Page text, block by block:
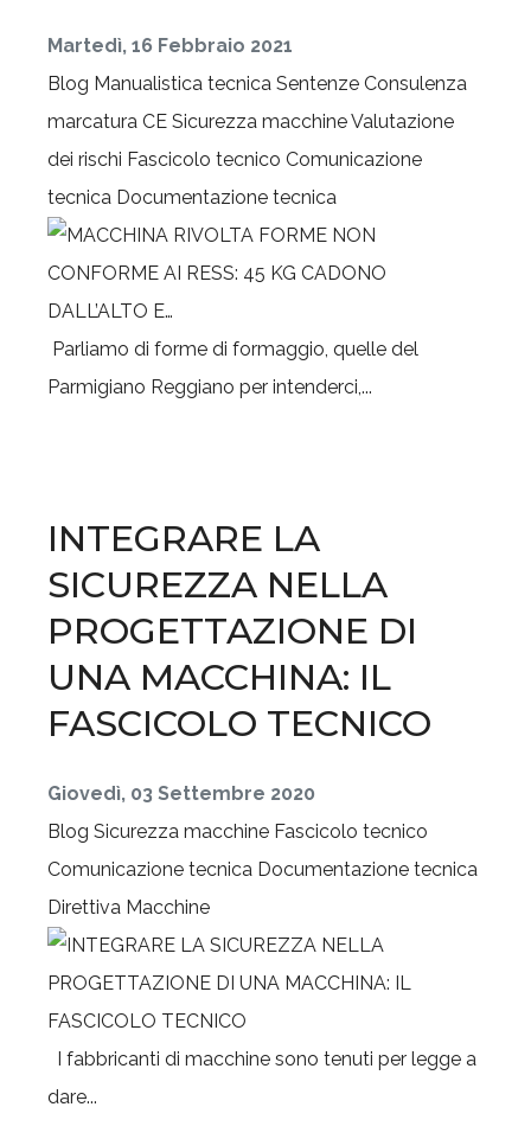
Martedì, 16 Febbraio 2021
Blog Manualistica tecnica Sentenze Consulenza
marcatura CE Sicurezza macchineValutazione
dei rischi Fascicolo tecnico Comunicazione
tecnica Documentazione tecnica
Parliamo di forme di formaggio, quelle del
Parmigiano Reggiano per intenderci,...
INTEGRARE LA
SICUREZZA NELLA
PROGETTAZIONE DI
UNA MACCHINA: IL
FASCICOLO TECNICO
Giovedì, 03 Settembre 2020
Blog Sicurezza macchine Fascicolo tecnico
Comunicazione tecnica Documentazione tecnica
Direttiva Macchine
I fabbricanti di macchine sono tenuti per legge a
dare...